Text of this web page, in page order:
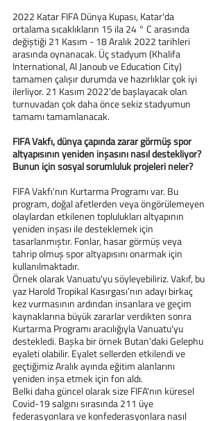
2022 Katar FIFA Dünya Kupası, Katar'da
ortalama sıcaklıkların 15 ila 24 ° C arasında
değiştiği 21 Kasım - 18 Aralık 2022 tarihleri
arasında oynanacak. Üç stadyum (Khalifa
International, Al Janoub ve Education City)
tamamen çalışır durumda ve hazırlıklar çok iyi
ilerliyor. 21 Kasım 2022'de başlayacak olan
turnuvadan çok daha önce sekiz stadyumun
tamamı tamamlanacak.
FIFA Vakfı, dünya çapında zarar görmüş spor
altyapısının yeniden inşasını nasıl destekliyor?
Bunun için sosyal sorumluluk projeleri neler?
FIFA Vakfı'nın Kurtarma Programı var. Bu
program, doğal afetlerden veya öngörülemeyen
olaylardan etkilenen toplulukları altyapının
yeniden inşası ile desteklemek için
tasarlanmıştır. Fonlar, hasar görmüş veya
tahrip olmuş spor altyapısını onarmak için
kullanılmaktadır.
Örnek olarak Vanuatu'yu söyleyebiliriz. Vakıf, bu
yaz Harold Tropikal Kasırgası’nın adayı birkaç
kez vurmasının ardından insanlara ve geçim
kaynaklarına büyük zararlar verdikten sonra
Kurtarma Programı aracılığıyla Vanuatu'yu
destekledi. Başka bir örnek Butan'daki Gelephu
eyaleti olabilir. Eyalet sellerden etkilendi ve
geçtiğimiz Aralık ayında eğitim alanlarını
yeniden inşa etmek için fon aldı.
Belki daha güncel olarak size FIFA'nın küresel
Covid-19 salgını sırasında 211 üye
federasyonlara ve konfederasyonlara nasıl